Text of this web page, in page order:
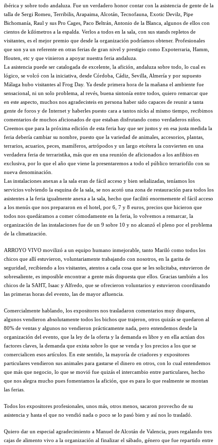
ibérica y sobre todo andaluza. Fue un verdadero honor contar con la asistencia de gente de la
talla de Sergi Romeu, Terribilis, Arapaima, Alcotán, Tecnofauna, Exotic Devilz, Pipe
Bichomanía, Raul y sus Pro Cages, Paco Beltrán, Antonio de la Blanca, algunos de ellos con
cientos de kilómetros a la espalda. Verlos a todos en la sala, con sus stands repletos de
visitantes, es el mejor premio que desde la organización podríamos obtener. Profesionales
que son ya un referente en otras ferias de gran nivel y prestigio como Expoterraria, Hamm,
Houten, etc y que vinieron a apoyar nuestra feria andaluza.
La asistencia puede ser catalogada de excelente, la afición, andaluza sobre todo, lo cual es
lógico, se volcó con la iniciativa, desde Córdoba, Cádiz, Sevilla, Almería y por supuesto
Málaga hubo visitantes al Frog Day. Ya desde primera hora de la mañana el ambiente fue
sensacional, ni un solo problema, al revés, buena sintonía entre todos, quiero remarcar que
en este aspecto, muchos nos agradecisteis en persona haber sido capaces de reunir a tanta
gente de foros y de Internet y haberles puesto cara a tantos nicks al mismo tiempo, recibimos
comentarios de muchos aficionados de que estaban disfrutando como verdaderos niños.
Creemos que para la próxima edición de esta feria hay que ser justos y en esa justa medida la
feria debería cambiar su nombre, puesto que la variedad de animales, accesorios, plantas,
terrarios, acuarios, peces, mamíferos, artrópodos y un largo etcétera la convierten en una
verdadera feria de terraristika, más que en una reunión de aficionados a los anfibios en
exclusiva, por lo que el año que viene la presentaremos a todo el público terrariofilo con su
nueva denominación.
Las instalaciones anexas a la sala eran de fácil acceso y bien señalizadas, teníamos los
servicios volviendo la esquina de la sala, se nos acotó una zona de restauración para todos los
asistentes a la feria igualmente anexa a la sala, hecho que facilitó enormemente el fácil acceso
a los menús que nos prepararon en el hotel, por 6, 7 y 8 euros, precios que hicieron que
todos nos quedáramos a comer cómodamente en la feria, lo volvemos a remarcar, la
organización de las instalaciones fue de un 9 sobre 10 y no alcanzó el pleno por el problema
de la climatización.
ARROYO VIVO movilizó a un equipo humano inmejorable, tanto Mariló como todos los
chicos que allí estuvieron, voluntariamente trabajando con nosotros, en la garita de
seguridad, recibiendo a los visitantes, atentos a cada cosa que se les solicitaba, estuvieron de
sobresaliente, es imposible encontrar a gente más dispuesta que ellos. Gracias también a los
chicos de la SAHT, Isaac y Alfredo, que se ofrecieron voluntarios y estuvieron coordinando
las primeras horas del evento, las de mayor afluencia.
Comercialmente hablando, los expositores nos trasladaron comentarios muy dispares,
algunos vendieron absolutamente todos los bichos que trajeron, otros quizás se quedaron al
80% de ventas y algunos no vendieron prácticamente nada, pero entendemos desde la
organización del evento, que la ley de la oferta y la demanda es libre y en ella actúan dos
factores claves, la demanda que exista sobre lo que se venda y los precios a los que se
comercialicen esos artículos. En este sentido, la mayoría de criadores y expositores
particulares vendieron sus animales para gastarse el dinero en otros, con lo cual entendemos
que más que negocio, lo que se movió fue quizás el intercambio entre particulares, hecho
que nos alegra mucho pues fomentamos la afición, que es para lo que realmente se montan
las ferias.
Todos los expositores profesionales, unos más, otros menos, sacaron provecho de su
asistencia y hasta el que no vendió nada o poco se lo pasó bien y así nos lo trasladó.
Quiero dar un especial agradecimiento a Manuel de Alcotán de Valencia, pues regalando tres
cajas de alimento vivo a la organización al finalizar el sábado, género que fue repartido entre